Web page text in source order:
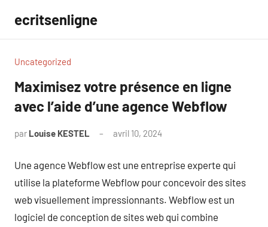
contenu
ecritsenligne
Uncategorized
Maximisez votre présence en ligne
avec l’aide d’une agence Webflow
par Louise KESTEL avril 10, 2024
Une agence Webflow est une entreprise experte qui
utilise la plateforme Webflow pour concevoir des sites
web visuellement impressionnants. Webflow est un
logiciel de conception de sites web qui combine